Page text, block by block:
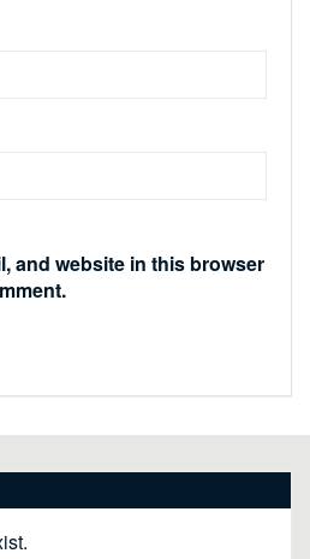
and website in this browser